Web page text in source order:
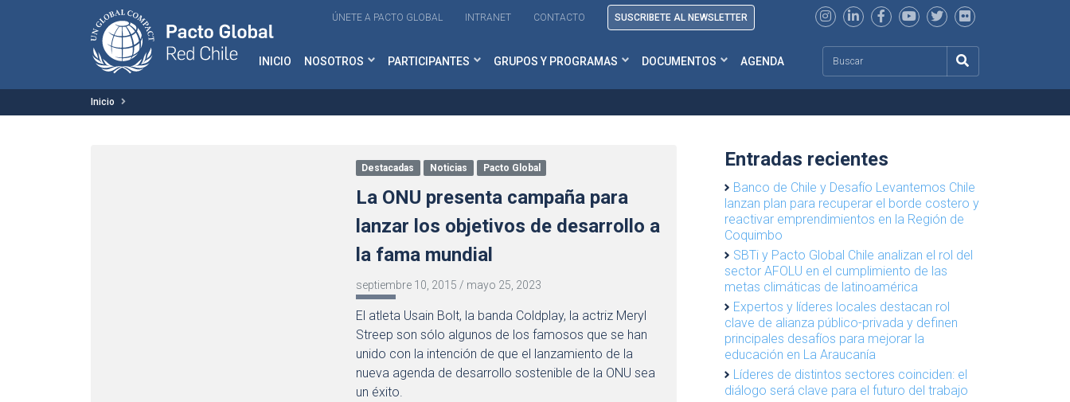
ÚNETE A PACTO GLOBAL INTRANET CONTACTO SUSCRIBETE AL NEWSLETTER
INICIO NOSOTROS PARTICIPANTES GRUPOS Y PROGRAMAS DOCUMENTOS AGENDA
Inicio
Destacadas Noticias Pacto Global
La ONU presenta campaña para
lanzar los objetivos de desarrollo a
la fama mundial
septiembre 10, 2015 / mayo 25, 2023
El atleta Usain Bolt, la banda Coldplay, la actriz Meryl
Streep son sólo algunos de los famosos que se han
unido con la intención de que el lanzamiento de la
nueva agenda de desarrollo sostenible de la ONU sea
un éxito.
Entradas recientes
Banco de Chile y Desafío Levantemos Chile
lanzan plan para recuperar el borde costero y
reactivar emprendimientos en la Región de
Coquimbo
SBTi y Pacto Global Chile analizan el rol del
sector AFOLU en el cumplimiento de las
metas climáticas de latinoamérica
Expertos y líderes locales destacan rol
clave de alianza público-privada y definen
principales desafíos para mejorar la
educación en La Araucanía
Líderes de distintos sectores coinciden: el
diálogo será clave para el futuro del trabajo